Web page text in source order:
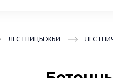
ЛЕСТНИЦЫ ЖБИ